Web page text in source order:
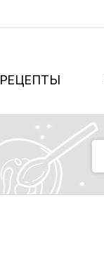
РЕЦЕПТЫ